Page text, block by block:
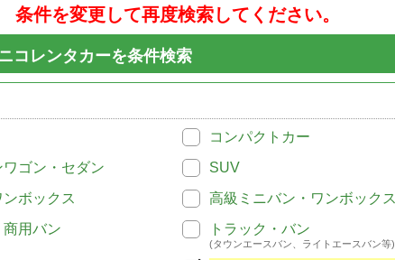
条件を変更して再度検索してください。
コレンタカーを条件検索
コンパクトカー
ゴン・セダン
SUV
ボックス
高級ミニバン・ワンボックス
用バン
トラック・バン
(タウンエースバン、ライトエースバン等)